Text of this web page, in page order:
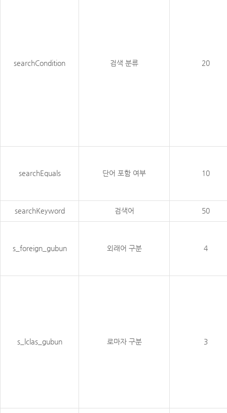
searchCondition 검색 분류 20
searchEquals 단어 포함 여부 10
searchKeyword 검색어 50
s_foreign_gubun 외래어 구분 4
s_lclas_gubun 로마자 구분 3